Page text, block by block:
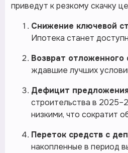
приведут к резкому скачку
Снижение ключевой
Ипотека станет
Возврат отложенного
ждавшие лучших
Дефицит
строительства в
низкими, что сократит
Переток средств с
накопленные в период